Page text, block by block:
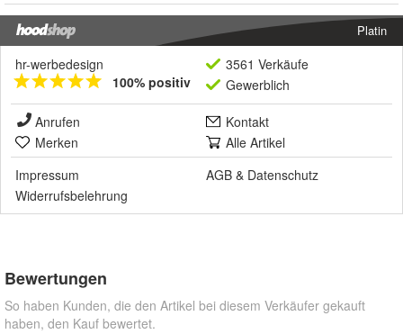
Platin
hr-werbedesign
100% positiv
3561 Verkäufe
Gewerblich
Anrufen
Kontakt
Merken
Alle Artikel
Impressum
AGB & Datenschutz
Widerrufsbelehrung
Bewertungen
So haben Kunden, die den Artikel bei diesem Verkäufer gekauft
haben, den Kauf bewertet.